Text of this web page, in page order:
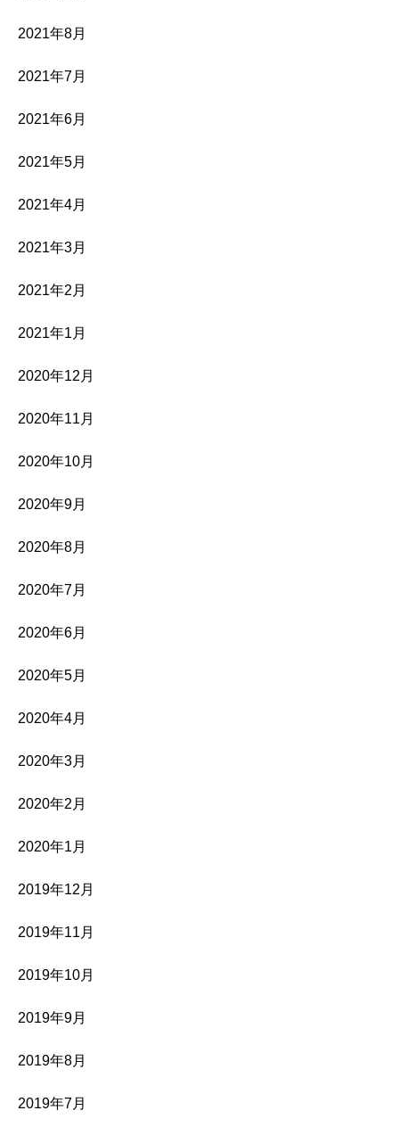
2021年8月
2021年7月
2021年6月
2021年5月
2021年4月
2021年3月
2021年2月
2021年1月
2020年12月
2020年11月
2020年10月
2020年9月
2020年8月
2020年7月
2020年6月
2020年5月
2020年4月
2020年3月
2020年2月
2020年1月
2019年12月
2019年11月
2019年10月
2019年9月
2019年8月
2019年7月